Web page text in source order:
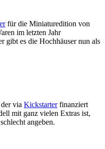
für die Miniaturedition von
im letzten Jahr
gibt es die Hochhäuser nun als
via Kickstarterfinanziert
mit ganz vielen Extras ist,
angeben.